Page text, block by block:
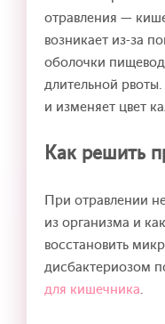
отравления —
возникает из-за
оболочки
длительной
и изменяет цвет
Как решить
При отравлении
из организма и
восстановить
дисбактериозом
для кишечника.